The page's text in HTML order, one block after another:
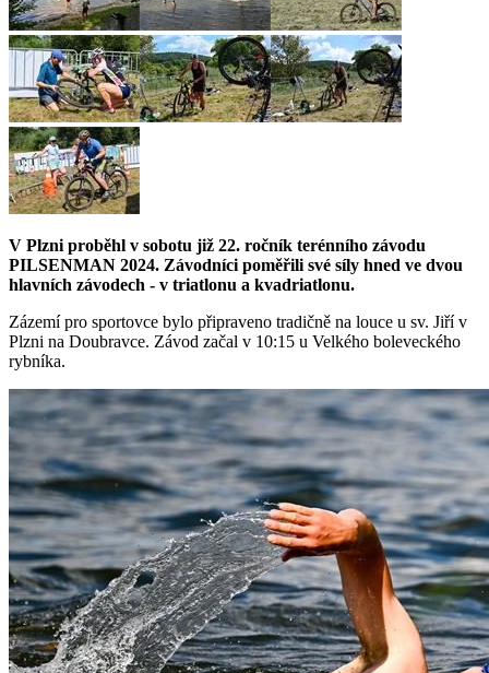
V Plzni proběhl v sobotu již 22. ročník terénního závodu
PILSENMAN 2024. Závodníci poměřili své síly hned ve dvou
hlavních závodech - v triatlonu a kvadriatlonu.
Zázemí pro sportovce bylo připraveno tradičně na louce u sv. Jiří v
Plzni na Doubravce. Závod začal v 10:15 u Velkého boleveckého
rybníka.